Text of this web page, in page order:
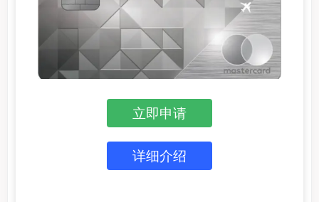
立即申请
详细介绍